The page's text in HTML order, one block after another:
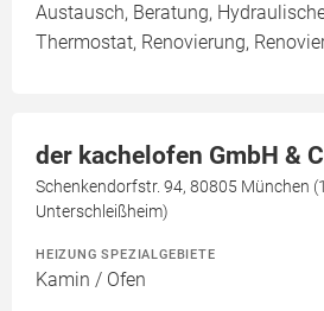
Austausch, Beratung,
Thermostat, Renovierung,
der kachelofen GmbH &
Schenkendorfstr. 94, 80805 München
Unterschleißheim)
HEIZUNG SPEZIALGEBIETE
Kamin / Ofen